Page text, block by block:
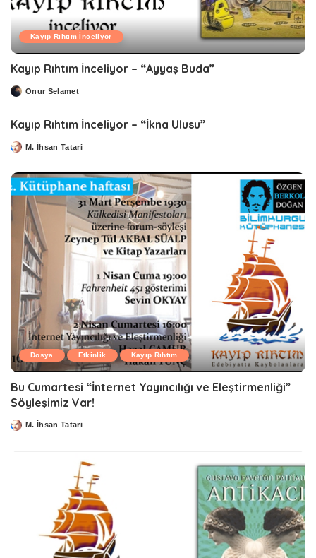
Kayıp Rıhtım İnceliyor
Kayıp Rıhtım İnceliyor – “Ayyaş Buda”
PostedOnur Selamet
Kayıp Rıhtım İnceliyor – “İkna Ulusu”
PostedM. İhsan Tatari
Dosya Etkinlik Kayıp Rıhtım
Bu Cumartesi “İnternet Yayıncılığı ve Eleştirmenliği”
Söyleşimiz Var!
PostedM. İhsan Tatari